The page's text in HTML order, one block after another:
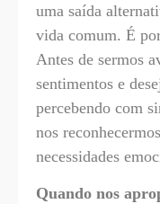
uma saída
vida comum. É
Antes de sermos
sentimentos e
percebendo com
nos
necessidades
Quando nos